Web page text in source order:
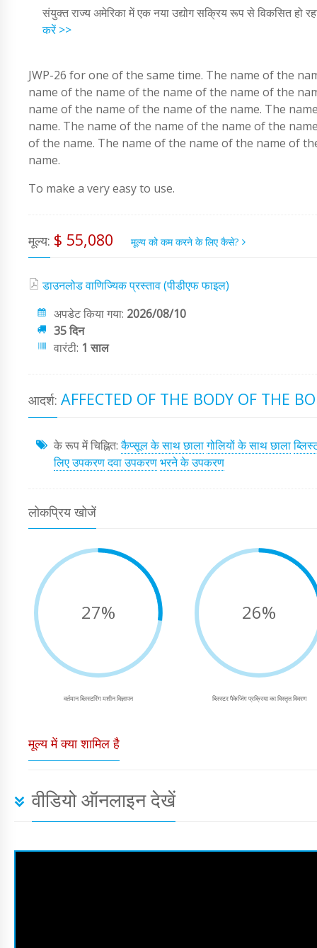
संयुक्त राज्य अमेरिका में एक नया उद्योग सक्रिय रूप से विकसित हो
करें >>
JWP-26 for one of the same time. The name of the
name of the name of the name of the name of the
name of the name of the name of the name. The
name. The name of the name of the name of the
of the name. The name of the name of the name of
name.
To make a very easy to use.
मूल्य: $ 55,080 मूल्य को कम करने के लिए कैसे?
डाउनलोड वाणिज्यिक प्रस्ताव (पीडीएफ फाइल)
अपडेट किया गया: 2026/08/10
35 दिन
वारंटी: 1 साल
आदर्श: AFFECTED OF THE BODY OF THE
के रूप में चिह्नित:कैप्सूल के साथ छालागोलियों के साथ छाला
लिए उपकरणदवा उपकरणभरने के उपकरण
लोकप्रिय खोजें
27%
वर्तमान ब्लिस्टरिंग मशीन विज्ञापन
26%
ब्लिस्टर पैकेजिंग प्रक्रिया का विस्तृत विवरण
मूल्य में क्या शामिल है
वीडियो ऑनलाइन देखें